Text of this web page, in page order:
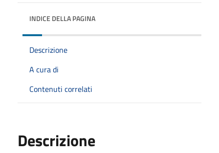
INDICE DELLA PAGINA
Descrizione
A cura di
Contenuti correlati
Descrizione